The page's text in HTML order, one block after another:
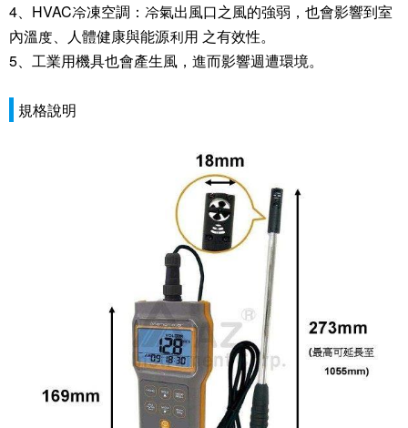
4、HVAC冷凍空調：冷氣出風口之風的強弱，也會影響到室
內溫度、人體健康與能源利用 之有效性。
5、工業用機具也會產生風，進而影響週遭環境。
規格說明